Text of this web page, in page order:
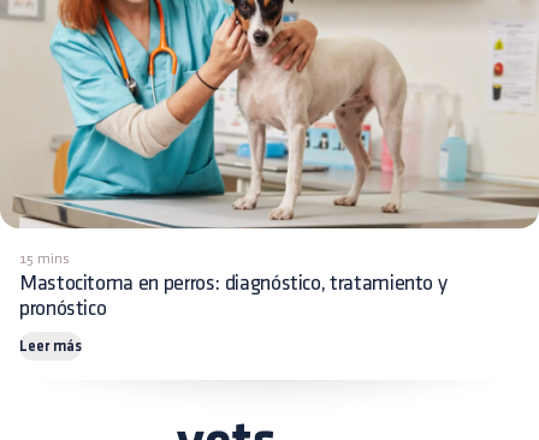
15 mins
Mastocitoma en perros: diagnóstico, tratamiento y
pronóstico
Leer más